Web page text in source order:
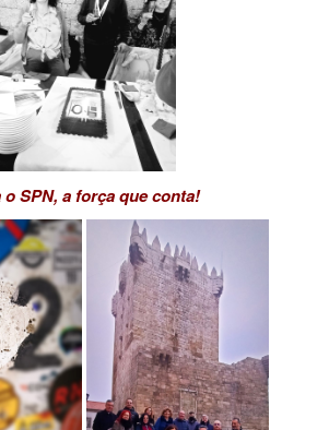
o SPN, a força que conta!